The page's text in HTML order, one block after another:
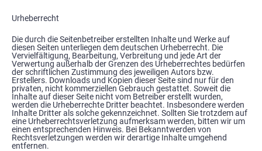
Urheberrecht
Die durch die Seitenbetreiber erstellten Inhalte und Werke auf
diesen Seiten unterliegen dem deutschen Urheberrecht. Die
Vervielfältigung, Bearbeitung, Verbreitung und jede Art der
Verwertung außerhalb der Grenzen des Urheberrechtes bedürfen
der schriftlichen Zustimmung des jeweiligen Autors bzw.
Erstellers. Downloads und Kopien dieser Seite sind nur für den
privaten, nicht kommerziellen Gebrauch gestattet. Soweit die
Inhalte auf dieser Seite nicht vom Betreiber erstellt wurden,
werden die Urheberrechte Dritter beachtet. Insbesondere werden
Inhalte Dritter als solche gekennzeichnet. Sollten Sie trotzdem auf
eine Urheberrechtsverletzung aufmerksam werden, bitten wir um
einen entsprechenden Hinweis. Bei Bekanntwerden von
Rechtsverletzungen werden wir derartige Inhalte umgehend
entfernen.